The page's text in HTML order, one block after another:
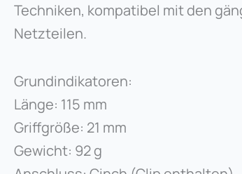
Techniken, kompatibel mit den
Netzteilen.
Grundindikatoren:
Länge: 115 mm
Griffgröße: 21 mm
Gewicht: 92 g